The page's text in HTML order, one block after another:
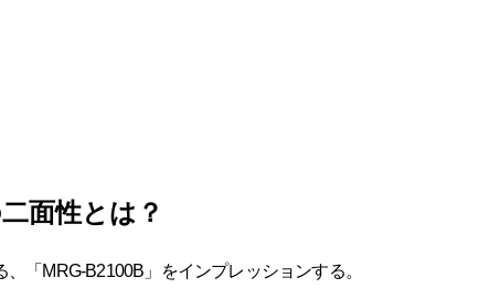
面性とは？
「MRG-B2100B」をインプレッションする。